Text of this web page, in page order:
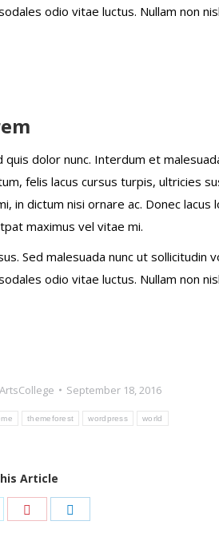
odio vitae luctus. Nullam non
dolor nunc. Interdum et
felis lacus cursus turpis, ultricies
in dictum nisi ornare ac. Donec lacus
maximus vel vitae mi.
Sed malesuada nunc ut sollicitudin
odio vitae luctus. Nullam non
September 18, 2016
themeforest wordpress world
Article